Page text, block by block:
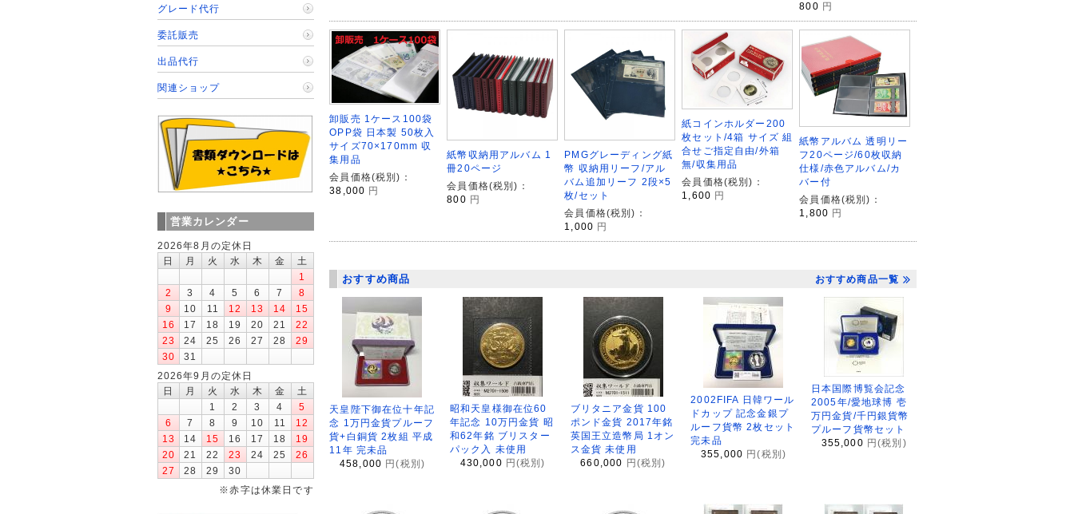
800 円
卸販売 1ケース100袋
OPP袋 日本製 50枚入
サイズ70×170mm 収
集用品
会員価格(税別)：
38,000 円
紙幣収納用アルバム 1
冊20ページ
会員価格(税別)：
800 円
PMGグレーディング紙
幣 収納用リーフ/アル
バム追加リーフ 2段×5
枚/セット
会員価格(税別)：
1,000 円
紙コインホルダー200
枚セット/4箱 サイズ 組
合せご指定自由/外箱
無/収集用品
会員価格(税別)：
1,600 円
紙幣アルバム 透明リー
フ20ページ/60枚収納
仕様/赤色アルバム/カ
バー付
会員価格(税別)：
1,800 円
おすすめ商品 おすすめ商品一覧
天皇陛下御在位十年記
念 1万円金貨プルーフ
貨+白銅貨 2枚組 平成
11年 完未品
458,000 円(税別)
昭和天皇様御在位60
年記念 10万円金貨 昭
和62年銘 ブリスター
パック入 未使用
430,000 円(税別)
ブリタニア金貨 100
ポンド金貨 2017年銘
英国王立造幣局 1オン
ス金貨 未使用
660,000 円(税別)
2002FIFA 日韓ワール
ドカップ 記念金銀プ
ルーフ貨幣 2枚セット
完未品
355,000 円(税別)
日本国際博覧会記念
2005年/愛地球博 壱
万円金貨/千円銀貨幣
プルーフ貨幣セット
355,000 円(税別)
グレード代行
委託販売
出品代行
関連ショップ
営業カレンダー
2026年8月の定休日
日
月 火 水 木 金
土
1
2
3 4 5 6 7
8
9
10 11 12 13 14
15
16
17 18 19 20 21
22
23
24 25 26 27 28
29
30
31
2026年9月の定休日
日
月 火 水 木 金
土
1
2 3 4
5
6
7 8 9 10 11
12
13
14 15 16 17 18
19
20
21 22 23 24 25
26
27
28 29
30
※赤字は休業日です